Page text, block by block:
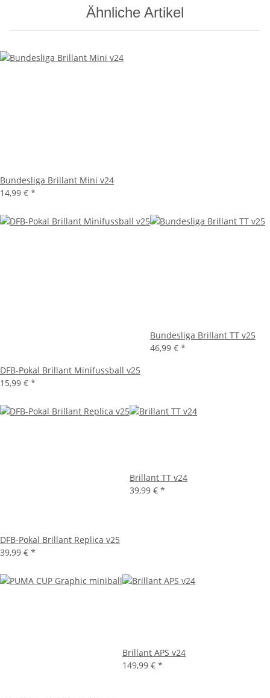
Ähnliche Artikel
Bundesliga Brillant Mini v24
14,99 € *
DFB-Pokal Brillant Minifussball v25
15,99 € *
Bundesliga Brillant TT v25
46,99 € *
DFB-Pokal Brillant Replica v25
39,99 € *
Brillant TT v24
39,99 € *
Brillant APS v24
149,99 € *